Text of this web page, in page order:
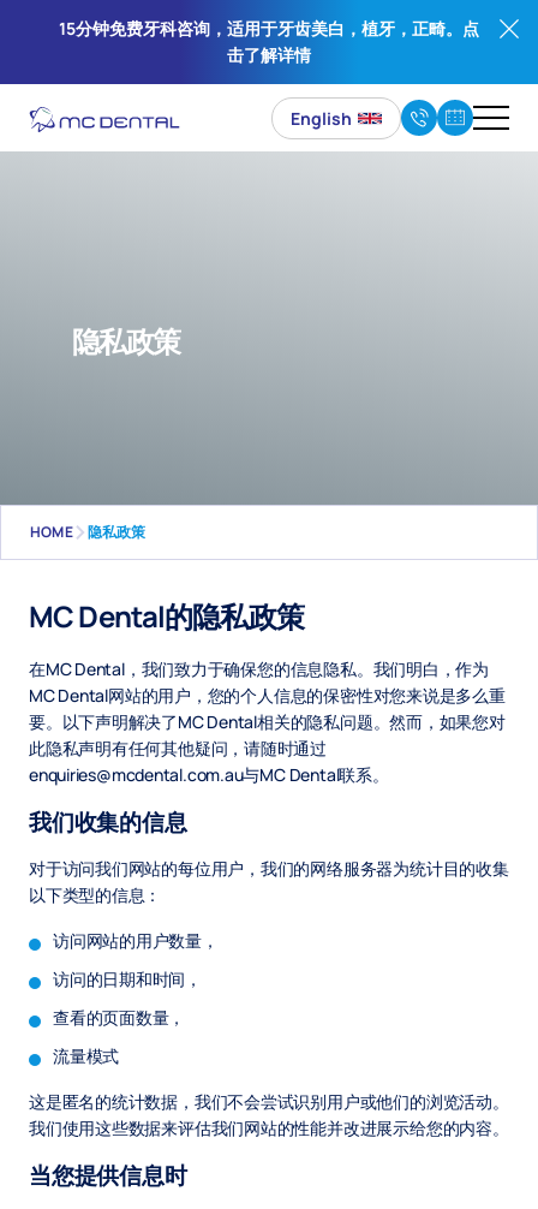
15分钟免费牙科咨询，适用于牙齿美白，植牙，正畸。点
击了解详情
English
隐私政策
HOME 隐私政策
MC Dental的隐私政策
在MC Dental，我们致力于确保您的信息隐私。我们明白，作为
MC Dental网站的用户，您的个人信息的保密性对您来说是多么重
要。以下声明解决了MC Dental相关的隐私问题。然而，如果您对
此隐私声明有任何其他疑问，请随时通过
enquiries@mcdental.com.au与MC Dental联系。
我们收集的信息
对于访问我们网站的每位用户，我们的网络服务器为统计目的收集
以下类型的信息：
访问网站的用户数量，
访问的日期和时间，
查看的页面数量，
流量模式
这是匿名的统计数据，我们不会尝试识别用户或他们的浏览活动。
我们使用这些数据来评估我们网站的性能并改进展示给您的内容。
当您提供信息时